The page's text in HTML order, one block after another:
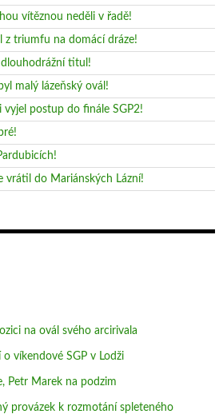
vítěznou neděli v řadě!
z triumfu na domácí dráze!
titul!
malý lázeňský ovál!
vyjel postup do finále SGP2!
vrátil do Mariánských Lázní!
na ovál svého arcirivala
víkendové SGP v Lodži
Petr Marek na podzim
provázek k rozmotání spleteného